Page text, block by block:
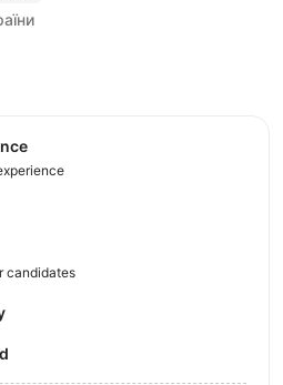
candidates